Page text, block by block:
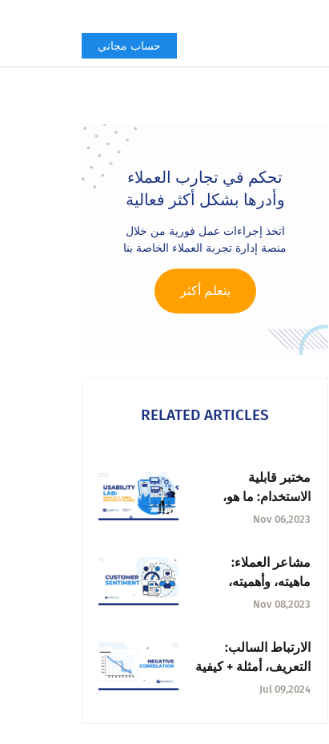
حساب مجاني
تحكم في تجارب العملاء
وأدرها بشكل أكثر فعالية
اتخذ إجراءات عمل فورية من خلال
منصة إدارة تجربة العملاء الخاصة بنا
يتعلم أكثر
RELATED ARTICLES
مختبر قابلية
الاستخدام: ما هو،
ومتى، وكيف يتم
Nov 06,2023
مشاعر العملاء:
ماهيته، وأهميته،
وطرق قياسه
Nov 08,2023
الارتباط السالب:
التعريف، أمثلة + كيفية
العثور عليه؟
Jul 09,2024